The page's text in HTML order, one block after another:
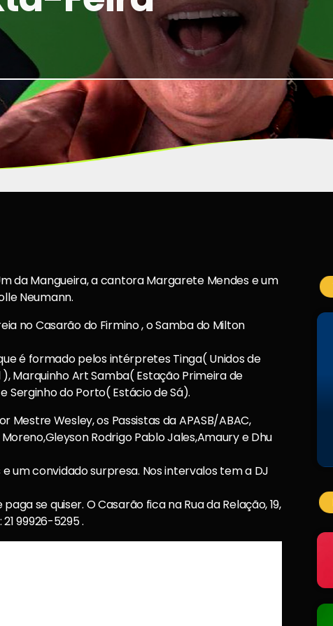
da Mangueira, a cantora Margarete Mendes e um
Neumann.
no Casarão do Firmino , o Samba do Milton
é formado pelos intérpretes Tinga( Unidos de
Marquinho Art Samba( Estação Primeira de
Serginho do Porto( Estácio de Sá).
Wesley, os Passistas da APASB/ABAC,
Rodrigo Pablo Jales,Amaury e Dhu
convidado surpresa. Nos intervalos tem a DJ
se quiser. O Casarão fica na Rua da Relação, 19,
99926-5295 .